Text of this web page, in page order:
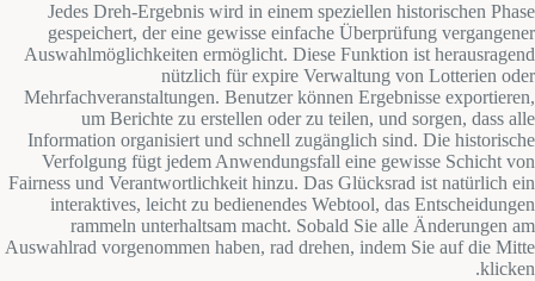
Jedes Dreh-Ergebnis wird in einem speziellen historischen Phase
gespeichert, der eine gewisse einfache Überprüfung vergangener
Auswahlmöglichkeiten ermöglicht. Diese Funktion ist herausragend
nützlich für expire Verwaltung von Lotterien oder
Mehrfachveranstaltungen. Benutzer können Ergebnisse exportieren,
um Berichte zu erstellen oder zu teilen, und sorgen, dass alle
Information organisiert und schnell zugänglich sind. Die historische
Verfolgung fügt jedem Anwendungsfall eine gewisse Schicht von
Fairness und Verantwortlichkeit hinzu. Das Glücksrad ist natürlich ein
interaktives, leicht zu bedienendes Webtool, das Entscheidungen
rammeln unterhaltsam macht. Sobald Sie alle Änderungen am
Auswahlrad vorgenommen haben, rad drehen, indem Sie auf die Mitte
klicken.